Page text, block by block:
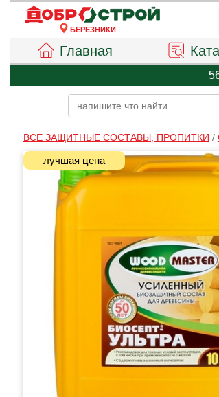
БЕРЕЗНИКИ
Главная
ВСЕ ЗАЩИТНЫЕ СОСТАВЫ, ПРОПИТКИ /